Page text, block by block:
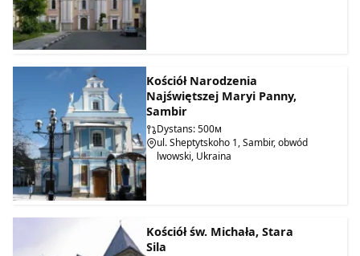
Kościół Narodzenia
Najświętszej Maryi Panny,
Sambir
Dystans: 500м
ul. Sheptytskoho 1, Sambir, obwód
lwowski, Ukraina
Kościół św. Michała, Stara
Sila